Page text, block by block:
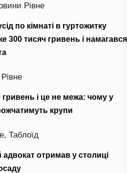
Рівне
по кімнаті в гуртожитку
300 тисяч гривень і намагався
гривень і це не межа: чому у
крупи
, Таблоїд
адвокат отримав у столиці